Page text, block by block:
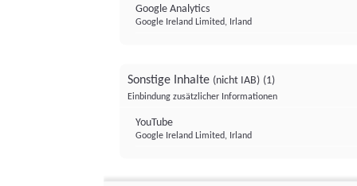
Google Analytics
Google Ireland Limited, Irland
Sonstige Inhalte (nicht IAB) (1)
Einbindung zusätzlicher Informationen
YouTube
Google Ireland Limited, Irland